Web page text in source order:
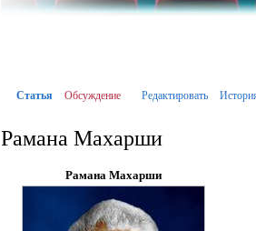
Статья Обсуждение Редактировать
Рамана Махарши
Рамана Махарши